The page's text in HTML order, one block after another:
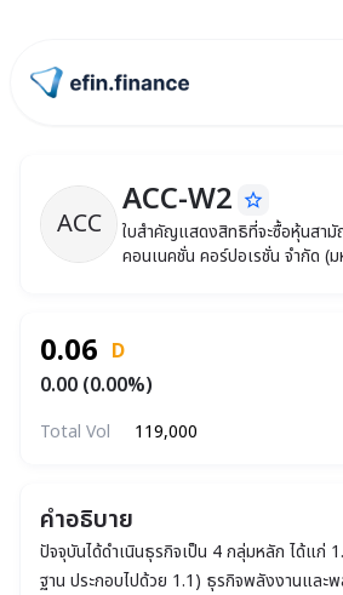
ไปหน้าแรก
ACC ACC-W2ใบสำคัญแสดงสิท
ACC-W2 star_border
ใบสำคัญแสดงสิทธิที่จะซื้อหุ้นสา
คอนเนคชั่น คอร์ปอเรชั่น จำกัด (
0.06 D
0.00 (0.00%)
Total Vol 119,000
คำอธิบาย
ปัจจุบันได้ดำเนินธุรกิจเป็น 4 กลุ่มหลัก ได้แก่
ฐาน ประกอบไปด้วย 1.1) ธุรกิจพลังงานและ